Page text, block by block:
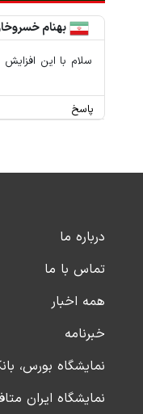
بهنام
سلام با این
پاسخ
درباره ما
تماس با ما
همه اخبار
خبرنامه
نمایشگاه بورس،
نمایشگاه ایران متافو